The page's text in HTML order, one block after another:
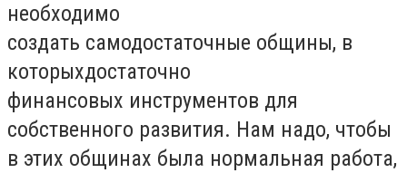
необходимо
создать самодостаточные общины, в
которыхдостаточно
финансовых инструментов для
собственного развития. Нам надо, чтобы
в этих общинах была нормальная работа,